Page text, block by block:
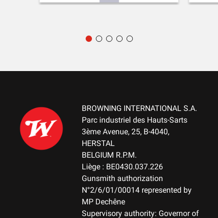
geeignet. 1/4 geeignet in einigen Fällen
BROWNING INTERNATIONAL S.A.
Parc industriel des Hauts-Sarts
3ème Avenue, 25, B-4040,
HERSTAL
BELGIUM R.P.M.
Liège : BE0430.037.226
Gunsmith authorization
N°2/6/01/00014 represented by
MP Dechêne
Supervisory authority: Governor of